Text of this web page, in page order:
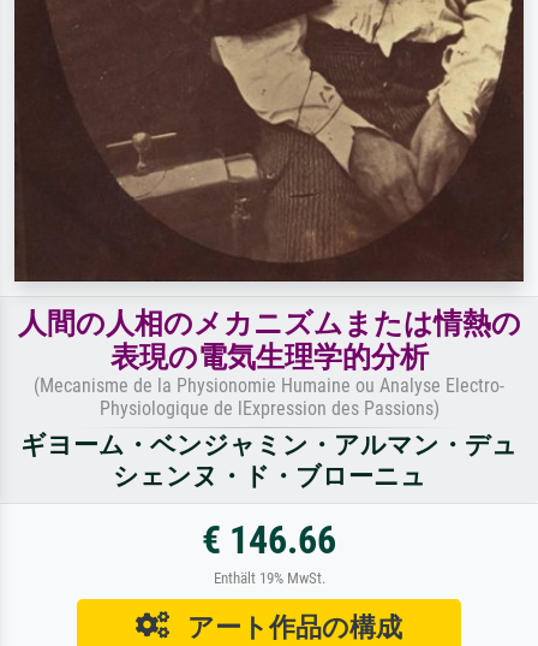
人間の人相のメカニズムまたは情熱の
表現の電気生理学的分析
(Mecanisme de la Physionomie Humaine ou Analyse Electro-
Physiologique de lExpression des Passions)
ギヨーム・ベンジャミン・アルマン・デュ
シェンヌ・ド・ブローニュ
€ 146.66
Enthält 19% MwSt.
アート作品の構成